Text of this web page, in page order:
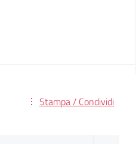
Stampa / Condividi